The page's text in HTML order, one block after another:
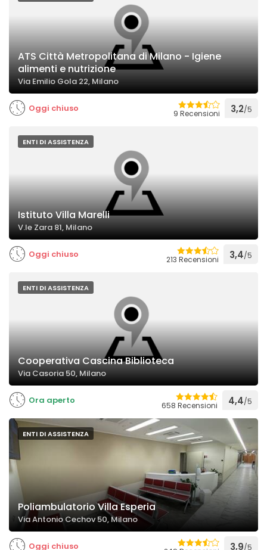
ATS Città Metropolitana di Milano - Igiene
alimenti e nutrizione
Via Emilio Gola 22, Milano
Oggi chiuso 9 Recensioni 3,2/5
ENTI DI ASSISTENZA
Istituto Villa Marelli
V.le Zara 81, Milano
Oggi chiuso 213 Recensioni 3,4/5
ENTI DI ASSISTENZA
Cooperativa Cascina Biblioteca
Via Casoria 50, Milano
Ora aperto 658 Recensioni 4,4/5
ENTI DI ASSISTENZA
Poliambulatorio Villa Esperia
Via Antonio Cechov 50, Milano
Oggi chiuso 3,9/5